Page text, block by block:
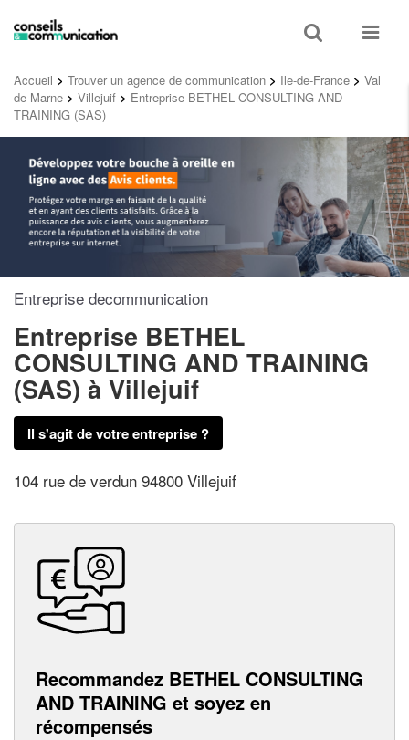
Toggle
search
Toggle
Accueil > Trouver un agence de communication > Ile-de-France > Val
de Marne > Villejuif > Entreprise BETHEL CONSULTING AND
TRAINING (SAS)
Entreprise decommunication
Entreprise BETHEL
CONSULTING AND TRAINING
(SAS) à Villejuif
Il s'agit de votre entreprise ?
104 rue de verdun 94800 Villejuif
Recommandez BETHEL CONSULTING
AND TRAINING et soyez en
récompensés